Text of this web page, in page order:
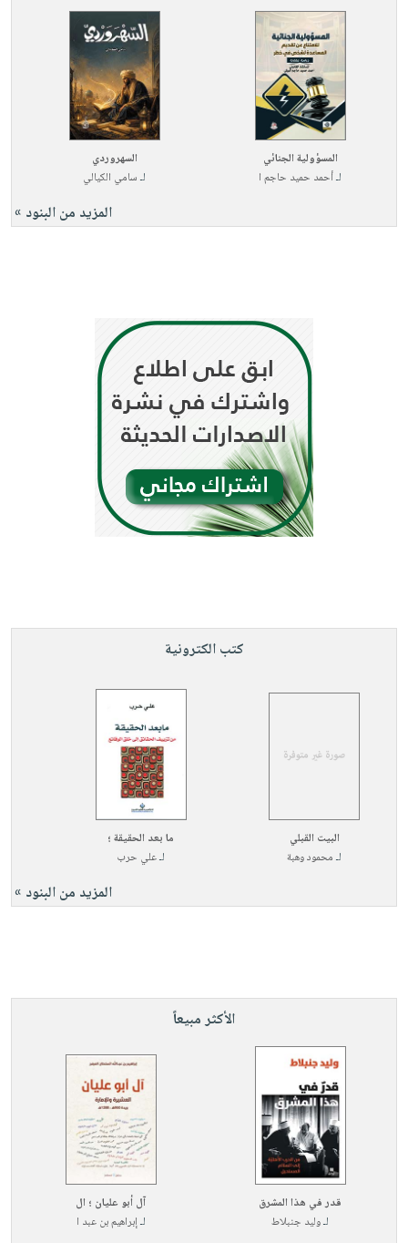
المسؤولية الجنائي
لـأحمد حميد حاجم ا
السهروردي
لـسامي الكيالي
المزيد من البنود »
كتب الكترونية
البيت القبلي
لـمحمود وهبة
ما بعد الحقيقة ؛
لـعلي حرب
المزيد من البنود »
الأكثر مبيعاً
قدر في هذا المشرق
لـوليد جنبلاط
آل أبو عليان ؛ ال
لـإبراهيم بن عبد ا